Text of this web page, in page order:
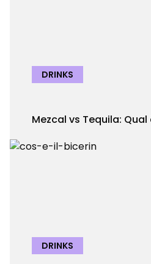
DRINKS
Mezcal vs Tequila:
DRINKS